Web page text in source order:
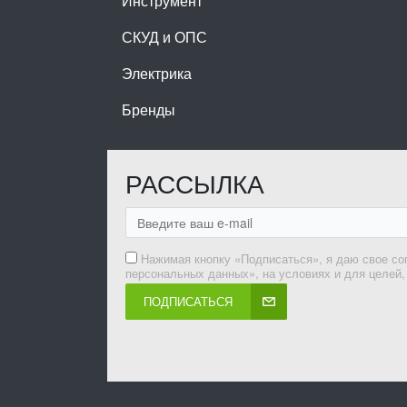
СКУД и ОПС
Электрика
Бренды
РАССЫЛКА
Нажимая кнопку «Подписаться», я даю свое
персональных данных», на условиях и для
ПОДПИСАТЬСЯ